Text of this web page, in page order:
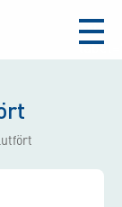
aria-